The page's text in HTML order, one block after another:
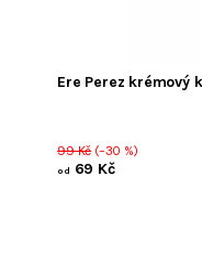
Ere Perez krémový
99 Kč(–30 %)
od 69 Kč